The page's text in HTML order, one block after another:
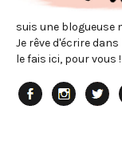
suis une blogueuse
Je rêve d'écrire
le fais ici, pour vous